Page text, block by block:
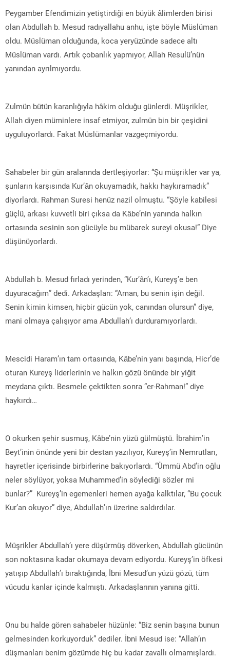
Peygamber Efendimizin yetiştirdiği en büyük âlimlerden birisi
olan Abdullah b. Mesud radıyallahu anhu, işte böyle Müslüman
oldu. Müslüman olduğunda, koca yeryüzünde sadece altı
Müslüman vardı. Artık çobanlık yapmıyor, Allah Resulü’nün
yanından ayrılmıyordu.
Zulmün bütün karanlığıyla hâkim olduğu günlerdi. Müşrikler,
Allah diyen müminlere insaf etmiyor, zulmün bin bir çeşidini
uyguluyorlardı. Fakat Müslümanlar vazgeçmiyordu.
Sahabeler bir gün aralarında dertleşiyorlar: “Şu müşrikler var ya,
şunların karşısında Kur’ân okuyamadık, hakkı haykıramadık”
diyorlardı. Rahman Suresi henüz nazil olmuştu. “Şöyle kabilesi
güçlü, arkası kuvvetli biri çıksa da Kâbe’nin yanında halkın
ortasında sesinin son gücüyle bu mübarek sureyi okusa!” Diye
düşünüyorlardı.
Abdullah b. Mesud fırladı yerinden, “Kur’ân’ı, Kureyş’e ben
duyuracağım” dedi. Arkadaşları: “Aman, bu senin işin değil.
Senin kimin kimsen, hiçbir gücün yok, canından olursun” diye,
mani olmaya çalışıyor ama Abdullah’ı durduramıyorlardı.
Mescidi Haram’ın tam ortasında, Kâbe’nin yanı başında, Hicr’de
oturan Kureyş liderlerinin ve halkın gözü önünde bir yiğit
meydana çıktı. Besmele çektikten sonra “er-Rahman!” diye
haykırdı…
O okurken şehir susmuş, Kâbe’nin yüzü gülmüştü. İbrahim’in
Beyt’inin önünde yeni bir destan yazılıyor, Kureyş’in Nemrutları,
hayretler içerisinde birbirlerine bakıyorlardı. “Ümmü Abd’in oğlu
neler söylüyor, yoksa Muhammed’in söylediği sözler mi
bunlar?” Kureyş’in egemenleri hemen ayağa kalktılar, “Bu çocuk
Kur’an okuyor” diye, Abdullah’ın üzerine saldırdılar.
Müşrikler Abdullah’ı yere düşürmüş döverken, Abdullah gücünün
son noktasına kadar okumaya devam ediyordu. Kureyş’in öfkesi
yatışıp Abdullah’ı bıraktığında, İbni Mesud’un yüzü gözü, tüm
vücudu kanlar içinde kalmıştı. Arkadaşlarının yanına gitti.
Onu bu halde gören sahabeler hüzünle: “Biz senin başına bunun
gelmesinden korkuyorduk” dediler. İbni Mesud ise: “Allah’ın
düşmanları benim gözümde hiç bu kadar zavallı olmamışlardı.